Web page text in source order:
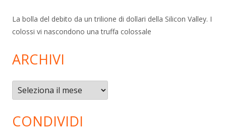
La bolla del debito da un trilione di dollari della Silicon Valley. I
colossi vi nascondono una truffa colossale
ARCHIVI
Archivi
CONDIVIDI